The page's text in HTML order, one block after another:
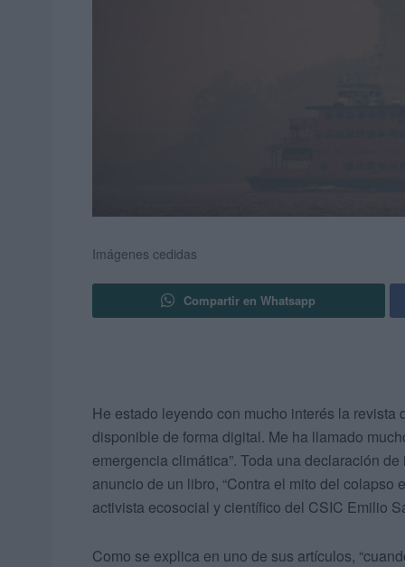
Imágenes cedidas
Compartir en Whatsapp
He estado leyendo con mucho interés la
disponible de forma digital. Me ha llamado
emergencia climática”. Toda una declaración
anuncio de un libro, “Contra el mito del colapso
activista ecosocial y científico del CSIC Emilio
Como se explica en uno de sus artículos,